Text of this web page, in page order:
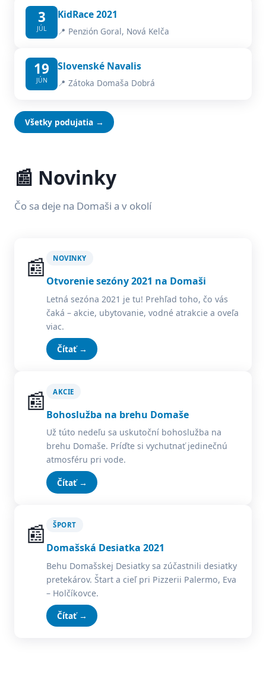
3
JÚL
KidRace 2021
📍 Penzión Goral, Nová Kelča
19
JÚN
Slovenské Navalis
📍 Zátoka Domaša Dobrá
Všetky podujatia →
📰 Novinky
Čo sa deje na Domaši a v okolí
📰 NOVINKY
Otvorenie sezóny 2021 na Domaši
Letná sezóna 2021 je tu! Prehľad toho, čo vás
čaká – akcie, ubytovanie, vodné atrakcie a oveľa
viac.
Čítať →
📰 AKCIE
Bohoslužba na brehu Domaše
Už túto nedeľu sa uskutoční bohoslužba na
brehu Domaše. Príďte si vychutnať jedinečnú
atmosféru pri vode.
Čítať →
📰 ŠPORT
Domašská Desiatka 2021
Behu Domašskej Desiatky sa zúčastnili desiatky
pretekárov. Štart a cieľ pri Pizzerii Palermo, Eva
– Holčíkovce.
Čítať →